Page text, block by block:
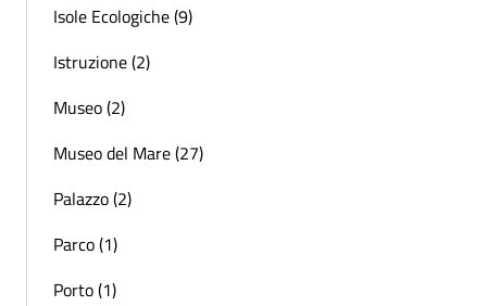
Isole Ecologiche (9)
Istruzione (2)
Museo (2)
Museo del Mare (27)
Palazzo (2)
Parco (1)
Porto (1)